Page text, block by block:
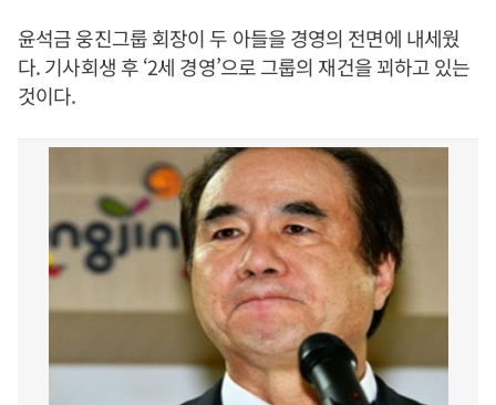
윤석금 웅진그룹 회장이 두 아들을 경영의 전면에 내세웠
다. 기사회생 후 ‘2세 경영’으로 그룹의 재건을 꾀하고 있는
것이다.